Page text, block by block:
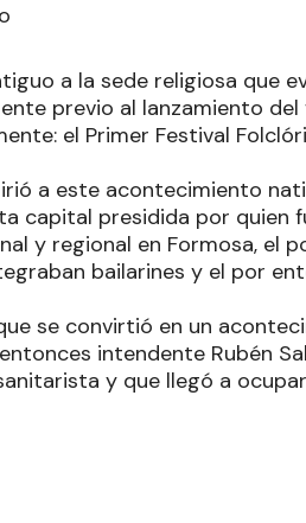
a la sede religiosa que
previo al lanzamiento
el Primer Festival
a este acontecimiento
capital presidida por quien
y regional en Formosa, el
bailarines y el por
se convirtió en un
intendente Rubén
y que llegó a